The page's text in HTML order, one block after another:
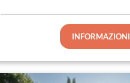
INFORMAZIONI